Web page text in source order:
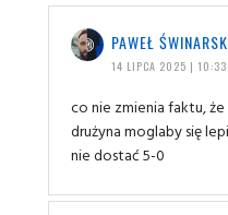
PAWEŁ
14 LIPCA 2025 | 10:33
co nie zmienia faktu, że
drużyna moglaby się
nie dostać 5-0